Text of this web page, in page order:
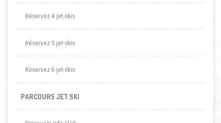
Réservez 4 jet-skis
Réservez 5 jet-skis
Réservez 6 jet-skis
PARCOURS JET SKI